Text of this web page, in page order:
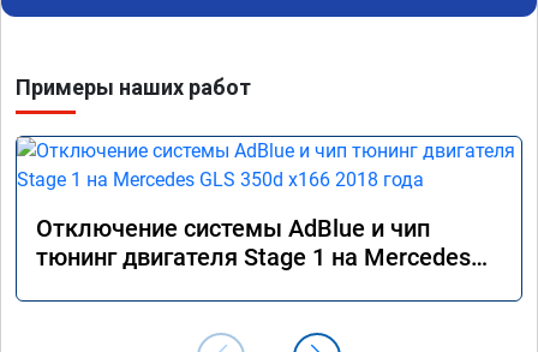
Примеры наших работ
Отключение системы AdBlue и чип
тюнинг двигателя Stage 1 на Mercedes